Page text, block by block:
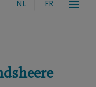
NL FR